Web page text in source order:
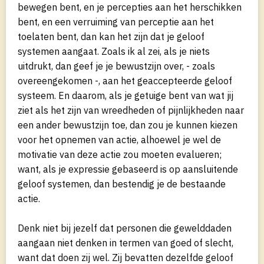
bewegen bent, en je percepties aan het herschikken
bent, en een verruiming van perceptie aan het
toelaten bent, dan kan het zijn dat je geloof
systemen aangaat. Zoals ik al zei, als je niets
uitdrukt, dan geef je je bewustzijn over, - zoals
overeengekomen -, aan het geaccepteerde geloof
systeem. En daarom, als je getuige bent van wat jij
ziet als het zijn van wreedheden of pijnlijkheden naar
een ander bewustzijn toe, dan zou je kunnen kiezen
voor het opnemen van actie, alhoewel je wel de
motivatie van deze actie zou moeten evalueren;
want, als je expressie gebaseerd is op aansluitende
geloof systemen, dan bestendig je de bestaande
actie.
Denk niet bij jezelf dat personen die gewelddaden
aangaan niet denken in termen van goed of slecht,
want dat doen zij wel. Zij bevatten dezelfde geloof